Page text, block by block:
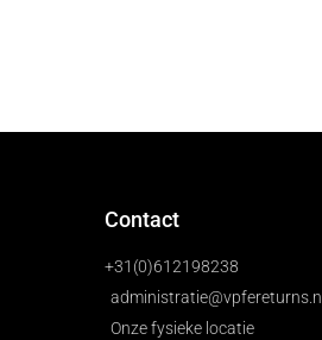
Contact
+31(0)612198238
administratie@vpfereturns.nl
Onze fysieke locatie